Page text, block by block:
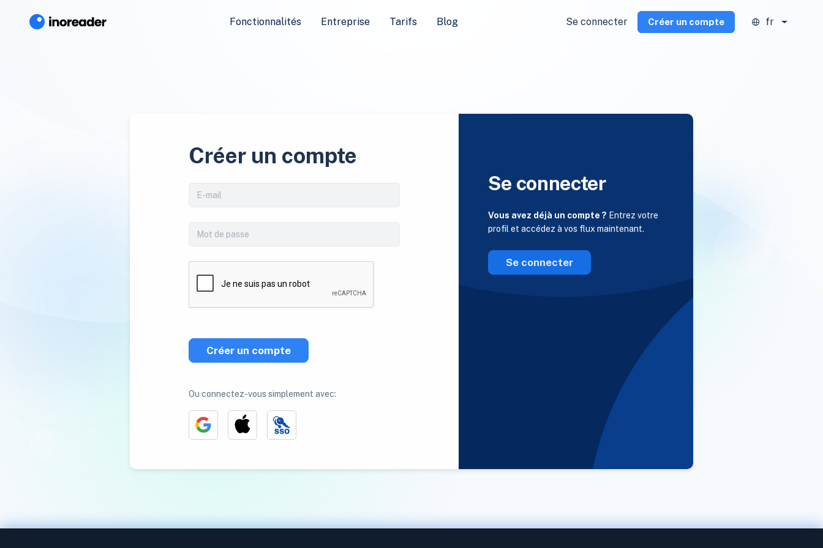
Fonctionnalités Entreprise Tarifs Blog Se connecter Créer un compte fr
Créer un compte
Créer un compte
Ou connectez-vous simplement avec:
Se connecter
Vous avez déjà un compte ? Entrez votre
profil et accédez à vos flux maintenant.
Se connecter